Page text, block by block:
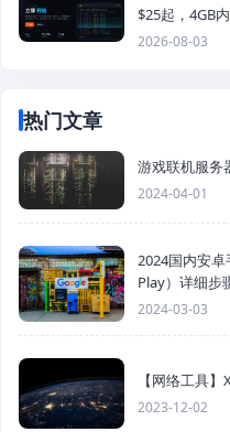
$25起，4GB
2026-08-03
热门文章
游戏联机服务
2024-04-01
2024国内安
Play）详细步
2024-03-03
【网络工具
2023-12-02